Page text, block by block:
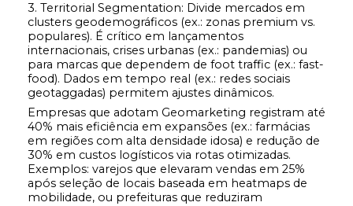
3. Territorial Segmentation: Divide mercados em
clusters geodemográficos (ex.: zonas premium vs.
populares). É crítico em lançamentos
internacionais, crises urbanas (ex.: pandemias) ou
para marcas que dependem de foot traffic (ex.: fast-
food). Dados em tempo real (ex.: redes sociais
geotaggadas) permitem ajustes dinâmicos.
Empresas que adotam Geomarketing registram até
40% mais eficiência em expansões (ex.: farmácias
em regiões com alta densidade idosa) e redução de
30% em custos logísticos via rotas otimizadas.
Exemplos: varejos que elevaram vendas em 25%
após seleção de locais baseada em heatmaps de
mobilidade, ou prefeituras que reduziram